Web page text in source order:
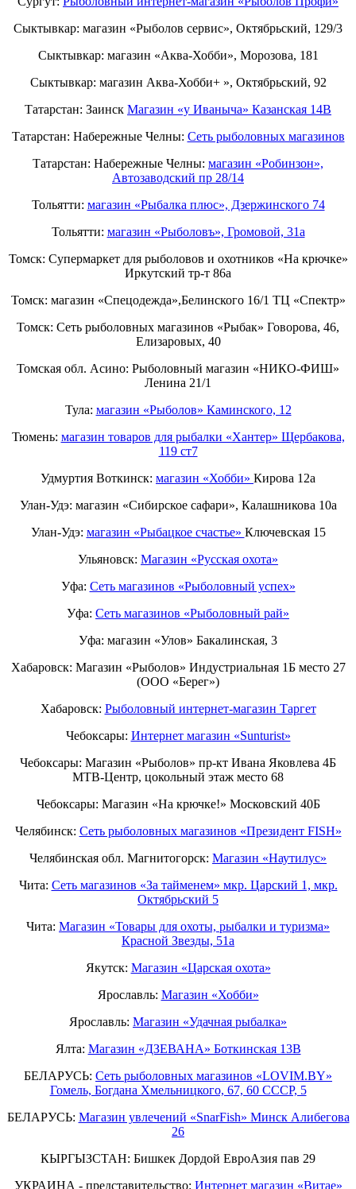
Сыктывкар: магазин «Рыболов сервис», Октябрьский, 129/3
Сыктывкар: магазин «Аква-Хобби», Морозова, 181
Сыктывкар: магазин Аква-Хобби+ », Октябрьский, 92
Татарстан: Заинск Магазин «у Иваныча» Казанская 14В
Татарстан: Набережные Челны: Cеть рыболовных магазинов
Татарстан: Набережные Челны: магазин «Робинзон»,
Автозаводский пр 28/14
Тольятти: магазин «Рыбалка плюс», Дзержинского 74
Тольятти: магазин «Рыболовъ», Громовой, 31а
Томск: Супермаркет для рыболовов и охотников «На крючке»
Иркутский тр-т 86а
Томск: магазин «Спецодежда»,Белинского 16/1 ТЦ «Спектр»
Томск: Сеть рыболовных магазинов «Рыбак» Говорова, 46,
Елизаровых, 40
Томская обл. Асино: Рыболовный магазин «НИКО-ФИШ»
Ленина 21/1
Тула: магазин «Рыболов» Каминского, 12
Тюмень: магазин товаров для рыбалки «Хантер» Щербакова,
119 ст7
Удмуртия Воткинск: магазин «Хобби» Кирова 12а
Улан-Удэ: магазин «Сибирское сафари», Калашникова 10а
Улан-Удэ: магазин «Рыбацкое счастье» Ключевская 15
Ульяновск: Магазин «Русская охота»
Уфа: Сеть магазинов «Рыболовный успех»
Уфа: Сеть магазинов «Рыболовный рай»
Уфа: магазин «Улов» Бакалинская, 3
Хабаровск: Магазин «Рыболов» Индустриальная 1Б место 27
(ООО «Берег»)
Хабаровск: Рыболовный интернет-магазин Таргет
Чебоксары: Интернет магазин «Sunturist»
Чебоксары: Магазин «Рыболов» пр-кт Ивана Яковлева 4Б
МТВ-Центр, цокольный этаж место 68
Чебоксары: Магазин «На крючке!» Московский 40Б
Челябинск: Сеть рыболовных магазинов «Президент FISH»
Челябинская обл. Магнитогорск: Магазин «Наутилус»
Чита: Сеть магазинов «За тайменем» мкр. Царский 1, мкр.
Октябрьский 5
Чита: Магазин «Товары для охоты, рыбалки и туризма»
Красной Звезды, 51а
Якутск: Магазин «Царская охота»
Ярославль: Магазин «Хобби»
Ярославль: Магазин «Удачная рыбалка»
Ялта: Магазин «ДЗЕВАНА» Боткинская 13В
БЕЛАРУСЬ: Сеть рыболовных магазинов «LOVIM.BY»
Гомель, Богдана Хмельницкого, 67, 60 СССР, 5
БЕЛАРУСЬ: Магазин увлечений «SnarFish» Минск Алибегова
26
КЫРГЫЗСТАН: Бишкек Дордой ЕвроАзия пав 29
УКРАИНА - представительство: Интернет магазин «Витае»